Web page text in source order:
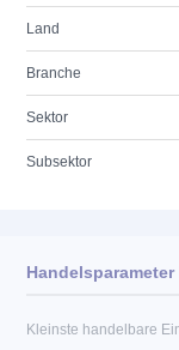
Land
Branche
Sektor
Subsektor
Kleinste handelbare